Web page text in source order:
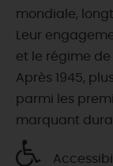
mondiale,
Leur
et le régime
Après 1945,
parmi les
marquant